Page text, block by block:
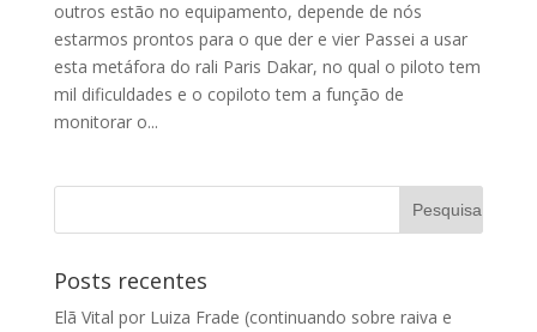
outros estão no equipamento, depende de nós
estarmos prontos para o que der e vier Passei a usar
esta metáfora do rali Paris Dakar, no qual o piloto tem
mil dificuldades e o copiloto tem a função de
monitorar o...
Posts recentes
Elã Vital por Luiza Frade (continuando sobre raiva e